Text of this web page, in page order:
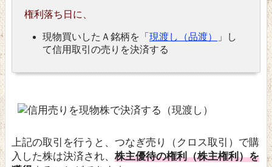
権利落ち日に、
現物買いしたＡ銘柄を「 現渡し（品渡）
」し
て信用取引の売りを決済する
上記の取引を行うと、つなぎ売り（クロス取引）で購
入した株は決済され、 株主優待の権利（株主権利）を